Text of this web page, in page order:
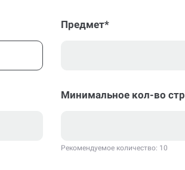
Предмет*
Минимальное кол-во
Рекомендуемое количество: 10